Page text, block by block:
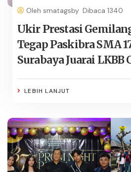
Oleh smatagsby Dibaca 1340
Ukir Prestasi
Tegap Paskibra SMA
Surabaya Juarai LKBB
LEBIH LANJUT